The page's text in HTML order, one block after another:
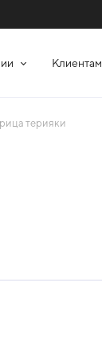
Клиентам
терияки